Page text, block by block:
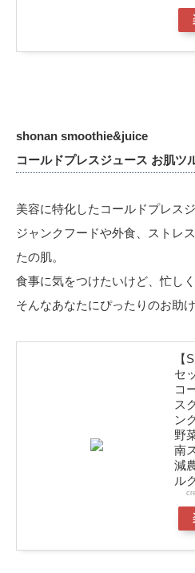
shonan smoothie&juice
コールドプレスジュース お肌ツ
美容に特化したコールドプレスジ
ジャンクフードや外食、ストレ
たの肌。
食事に気をつけたいけど、忙し
そんなあなたにぴったりのお助
【
セ
コ
ス
ン
野
南
減
ル